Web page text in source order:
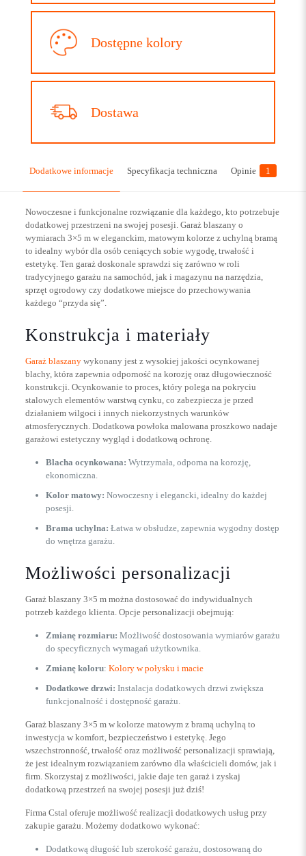
Dostępne kolory
Dostawa
Dodatkowe informacje Specyfikacja techniczna Opinie 1
Nowoczesne i funkcjonalne rozwiązanie dla każdego, kto potrzebuje
dodatkowej przestrzeni na swojej posesji. Garaż blaszany o
wymiarach 3×5 m w eleganckim, matowym kolorze z uchylną bramą
to idealny wybór dla osób ceniących sobie wygodę, trwałość i
estetykę. Ten garaż doskonale sprawdzi się zarówno w roli
tradycyjnego garażu na samochód, jak i magazynu na narzędzia,
sprzęt ogrodowy czy dodatkowe miejsce do przechowywania
każdego “przyda się”.
Konstrukcja i materiały
Garaż blaszanywykonany jest z wysokiej jakości ocynkowanej
blachy, która zapewnia odporność na korozję oraz długowieczność
konstrukcji. Ocynkowanie to proces, który polega na pokryciu
stalowych elementów warstwą cynku, co zabezpiecza je przed
działaniem wilgoci i innych niekorzystnych warunków
atmosferycznych. Dodatkowa powłoka malowana proszkowo nadaje
garażowi estetyczny wygląd i dodatkową ochronę.
Blacha ocynkowana: Wytrzymała, odporna na korozję,
ekonomiczna.
Kolor matowy: Nowoczesny i elegancki, idealny do każdej
posesji.
Brama uchylna: Łatwa w obsłudze, zapewnia wygodny dostęp
do wnętrza garażu.
Możliwości personalizacji
Garaż blaszany 3×5 m można dostosować do indywidualnych
potrzeb każdego klienta. Opcje personalizacji obejmują:
Zmianę rozmiaru: Możliwość dostosowania wymiarów garażu
do specyficznych wymagań użytkownika.
Zmianę koloru: Kolory w połysku i macie
Dodatkowe drzwi: Instalacja dodatkowych drzwi zwiększa
funkcjonalność i dostępność garażu.
Garaż blaszany 3×5 m w kolorze matowym z bramą uchylną to
inwestycja w komfort, bezpieczeństwo i estetykę. Jego
wszechstronność, trwałość oraz możliwość personalizacji sprawiają,
że jest idealnym rozwiązaniem zarówno dla właścicieli domów, jak i
firm. Skorzystaj z możliwości, jakie daje ten garaż i zyskaj
dodatkową przestrzeń na swojej posesji już dziś!
Firma Cstal oferuje możliwość realizacji dodatkowych usług przy
zakupie garażu. Możemy dodatkowo wykonać:
Dodatkową długość lub szerokość garażu, dostosowaną do